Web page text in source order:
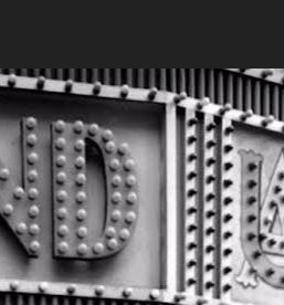
À propos
Kulturreisen 🇩🇪